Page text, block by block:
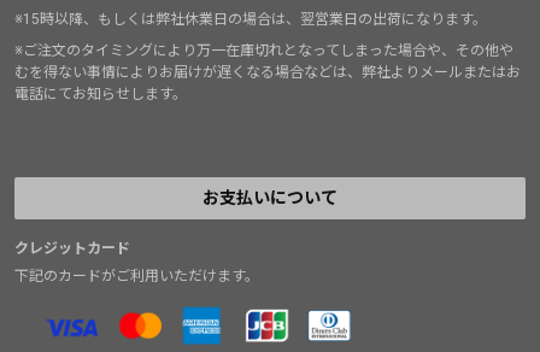
※15時以降、もしくは弊社休業日の場合は、翌営業日の出荷になります。
※ご注文のタイミングにより万一在庫切れとなってしまった場合や、その他や
むを得ない事情によりお届けが遅くなる場合などは、弊社よりメールまたはお
電話にてお知らせします。
お支払いについて
クレジットカード
下記のカードがご利用いただけます。